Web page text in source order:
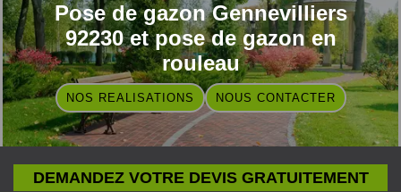
Pose de gazon Gennevilliers
92230 et pose de gazon en
rouleau
NOS REALISATIONS NOUS CONTACTER
DEMANDEZ VOTRE DEVIS GRATUITEMENT